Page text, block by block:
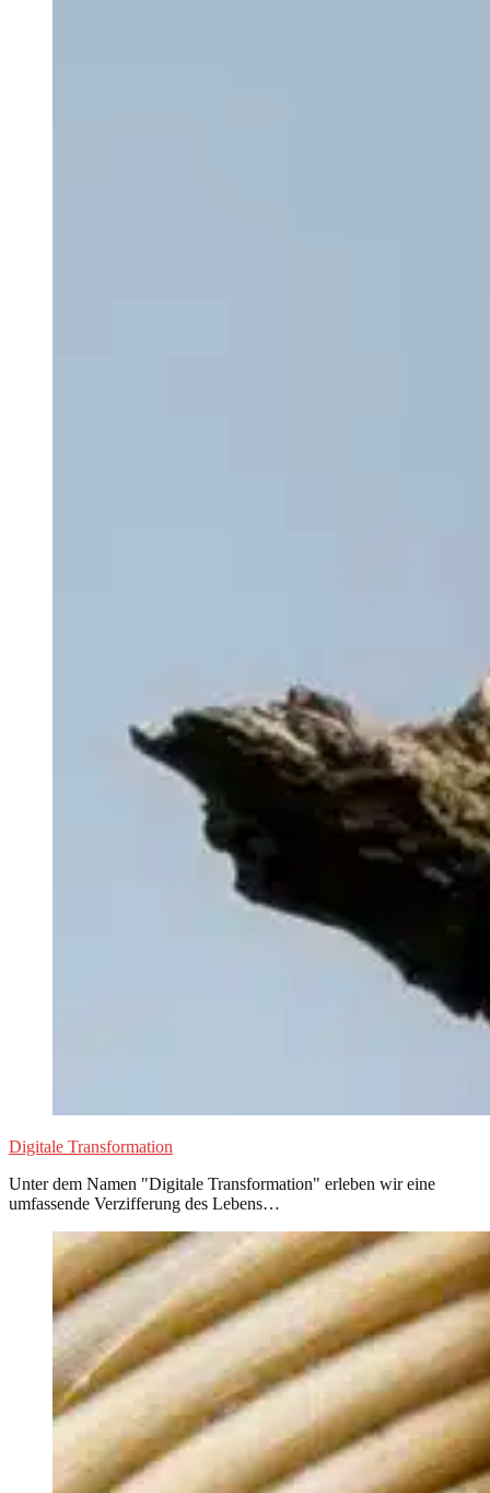
Digitale Transformation
Unter dem Namen "Digitale Transformation" erleben wir eine
umfassende Verzifferung des Lebens…